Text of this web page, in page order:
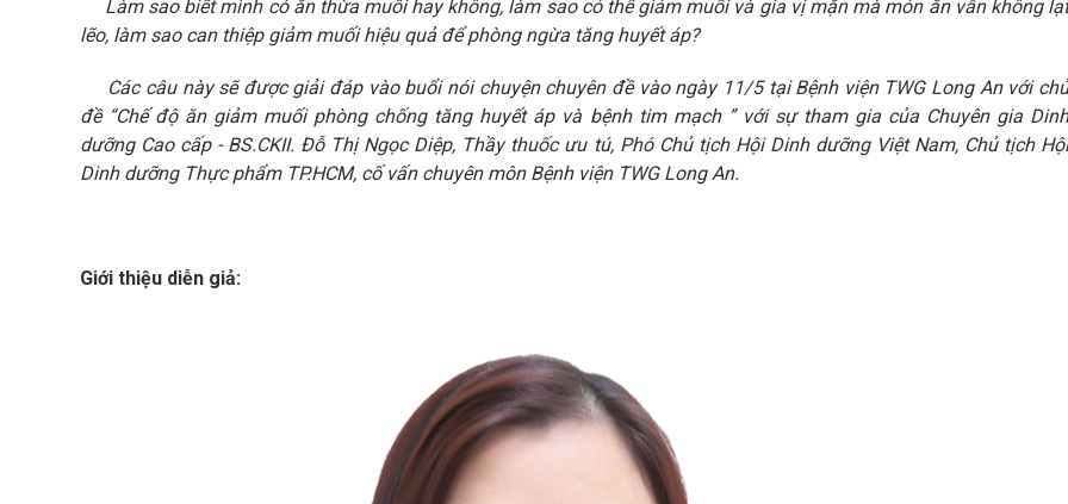
Làm sao biết mình có ăn thừa muối hay không, làm sao có thể giảm muối và gia vị mặn mà món ăn vẫn không lạt
lẽo, làm sao can thiệp giảm muối hiệu quả để phòng ngừa tăng huyết áp?
Các câu này sẽ được giải đáp vào buổi nói chuyện chuyên đề vào ngày 11/5 tại Bệnh viện TWG Long An với chủ
đề “Chế độ ăn giảm muối phòng chống tăng huyết áp và bệnh tim mạch ” với sự tham gia của Chuyên gia Dinh
dưỡng Cao cấp - BS.CKII. Đỗ Thị Ngọc Diệp, Thầy thuốc ưu tú, Phó Chủ tịch Hội Dinh dưỡng Việt Nam, Chủ tịch Hội
Dinh dưỡng Thực phẩm TP.HCM, cố vấn chuyên môn Bệnh viện TWG Long An.
Giới thiệu diễn giả: